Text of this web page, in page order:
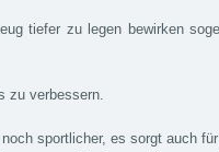
tiefer zu legen bewirken
zu verbessern.
sportlicher, es sorgt auch